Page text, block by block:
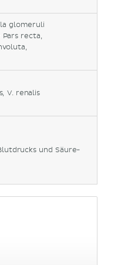
glomeruli
recta,
V. renalis
und Säure-